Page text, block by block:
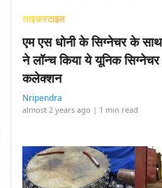
लाइफ़स्टाइल
एम एस धोनी के सिग्नेचर के
ने लॉन्च किया ये यूनिक
कलेक्शन
Nripendra
almost 2 years ago | 1 min read